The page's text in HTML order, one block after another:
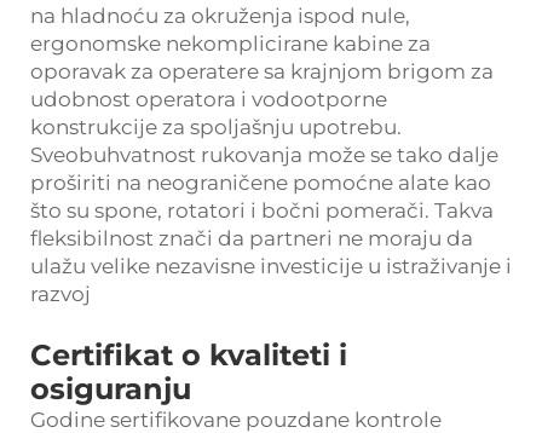
na hladnoću za okruženja ispod nule,
ergonomske nekomplicirane kabine za
oporavak za operatere sa krajnjom brigom za
udobnost operatora i vodootporne
konstrukcije za spoljašnju upotrebu.
Sveobuhvatnost rukovanja može se tako dalje
proširiti na neograničene pomoćne alate kao
što su spone, rotatori i bočni pomerači. Takva
fleksibilnost znači da partneri ne moraju da
ulažu velike nezavisne investicije u istraživanje i
razvoj
Certifikat o kvaliteti i
osiguranju
Godine sertifikovane pouzdane kontrole